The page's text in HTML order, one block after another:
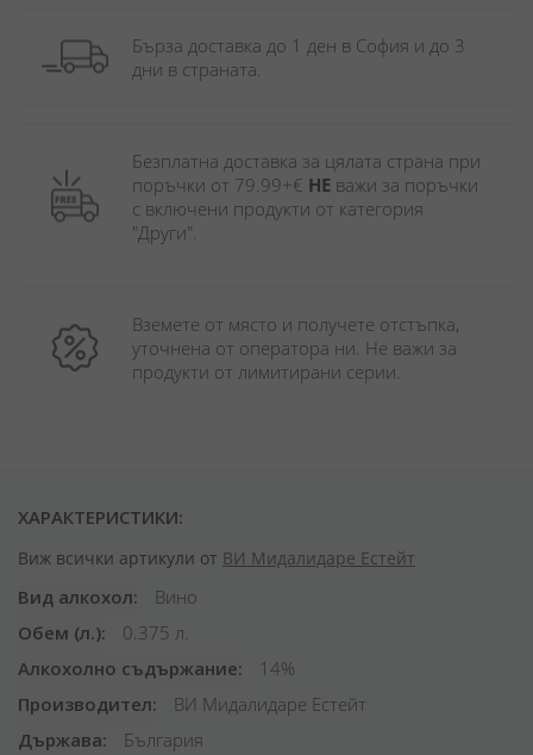
Бърза доставка до 1 ден в София и до 3
дни в страната.
Безплатна доставка за цялата страна при
поръчки от 79.99+€ НЕ важи за поръчки
с включени продукти от категория
"Други".
Вземете от място и получете отстъпка,
уточнена от оператора ни. Не важи за
продукти от лимитирани серии.
ХАРАКТЕРИСТИКИ:
Виж всички артикули от ВИ Мидалидаре Естейт
Вид алкохол
Вино
Обем (л.)
0.375 л.
Алкохолно съдържание
14%
Производител
ВИ Мидалидаре Естейт
Държава
България